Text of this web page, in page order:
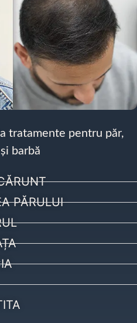
tratamente pentru păr,
barbă
PĂRULUI